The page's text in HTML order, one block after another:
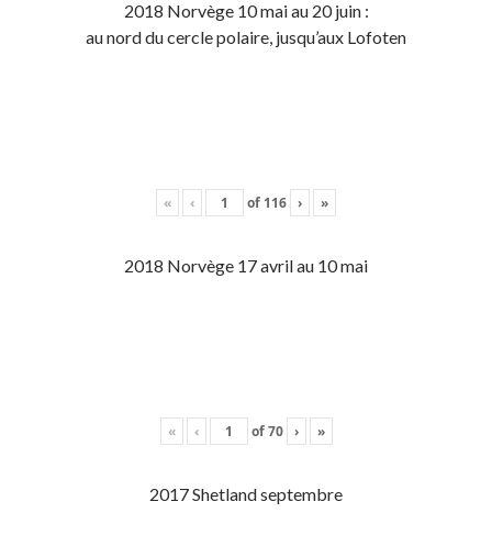
2018 Norvège 10 mai au 20 juin :
au nord du cercle polaire, jusqu’aux Lofoten
« ‹ of 116 › »
2018 Norvège 17 avril au 10 mai
« ‹ of70 › »
2017 Shetland septembre